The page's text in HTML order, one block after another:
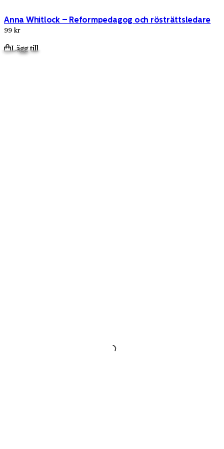
Anna Whitlock – Reformpedagog och rösträttsledare
99 kr
Lägg till